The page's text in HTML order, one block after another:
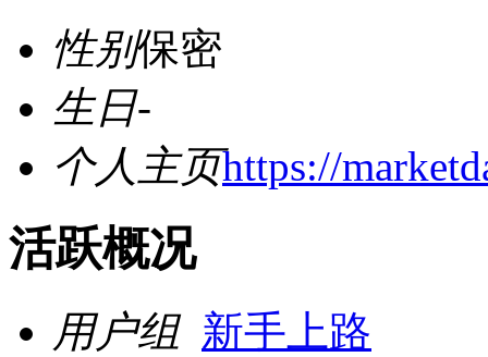
性别保密
生日-
个人主页https://
活跃概况
用户组 新手上路